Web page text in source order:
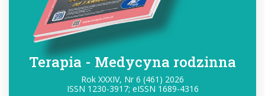
Terapia - Medycyna rodzinna
Rok XXXIV, Nr 6 (461) 2026
ISSN 1230-3917; eISSN 1689-4316